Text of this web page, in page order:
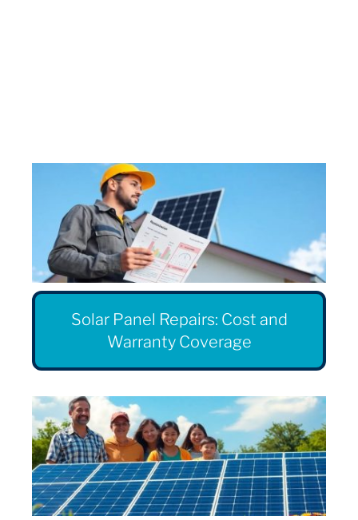
Solar Panel Repairs: Cost and
Warranty Coverage